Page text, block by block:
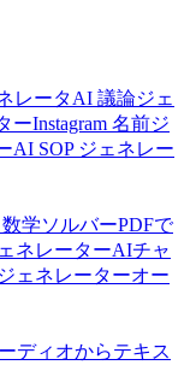
レータAI 議論ジェ
ーInstagram 名前ジ
AI SOP ジェネレー
学ソルバーPDFで
ネレーターAIチャ
ェネレーターオー
ディオからテキス